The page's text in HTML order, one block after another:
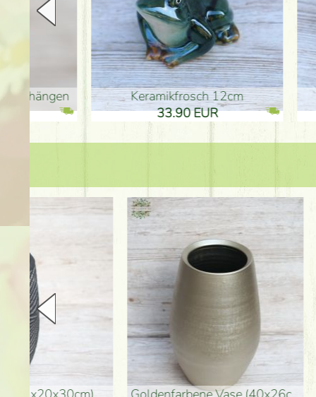
Keramikfrosch 12cm
33.90 EUR